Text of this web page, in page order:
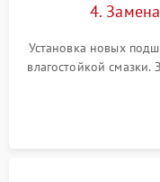
4.
Установка новых
влагостойкой
или